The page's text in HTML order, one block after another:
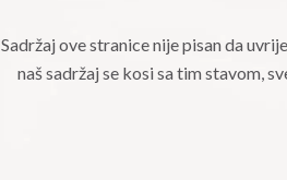
Sadržaj ove stranice nije pisan da
naš sadržaj se kosi sa tim stavom,